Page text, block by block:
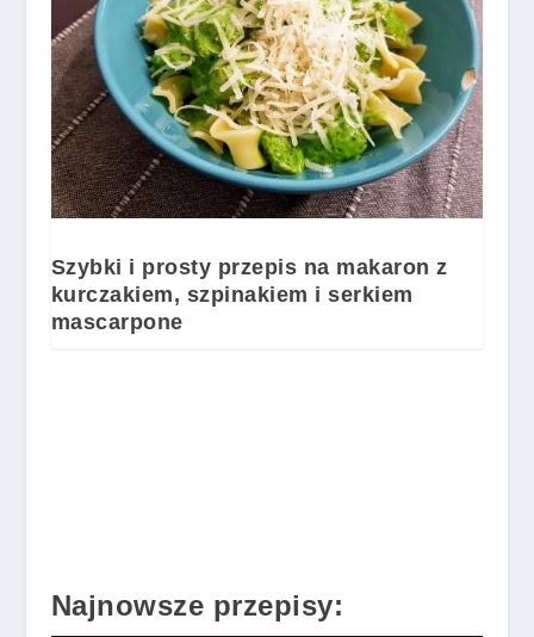
Szybki i prosty przepis na makaron z
kurczakiem, szpinakiem i serkiem
mascarpone
Najnowsze przepisy: